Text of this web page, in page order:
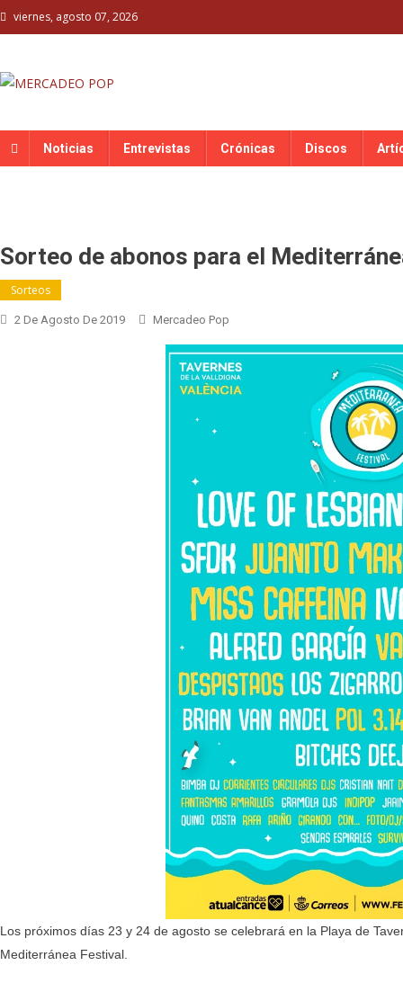
Skip
to
viernes, agosto 07, 2026
Noticias Entrevistas Crónicas Discos
Sorteo de abonos para el
Sorteos
2 De Agosto De 2019 Mercadeo Pop
Los próximos días 23 y 24 de agosto se celebrará en la Playa de
Mediterránea Festival.